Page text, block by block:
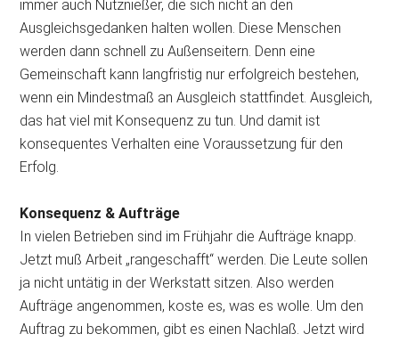
immer auch Nutznießer, die sich nicht an den
Ausgleichsgedanken halten wollen. Diese Menschen
werden dann schnell zu Außenseitern. Denn eine
Gemeinschaft kann langfristig nur erfolgreich bestehen,
wenn ein Mindestmaß an Ausgleich stattfindet. Ausgleich,
das hat viel mit Konsequenz zu tun. Und damit ist
konsequentes Verhalten eine Voraussetzung für den
Erfolg.
Konsequenz & Aufträge
In vielen Betrieben sind im Frühjahr die Aufträge knapp.
Jetzt muß Arbeit „rangeschafft“ werden. Die Leute sollen
ja nicht untätig in der Werkstatt sitzen. Also werden
Aufträge angenommen, koste es, was es wolle. Um den
Auftrag zu bekommen, gibt es einen Nachlaß. Jetzt wird